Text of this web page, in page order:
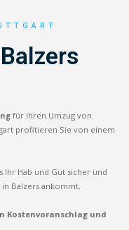
für Ihren Umzug von
profitieren Sie von einem
Ihr Hab und Gut sicher und
Balzers ankommt.
Kostenvoranschlag und